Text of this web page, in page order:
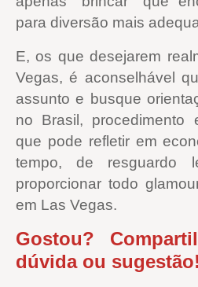
para diversão mais
E, os que desejarem
Vegas, é aconselhável
assunto e busque
no Brasil, procedimento
que pode refletir em
tempo, de resguardo
proporcionar todo
em Las Vegas.
Gostou?
dúvida ou sugestão!